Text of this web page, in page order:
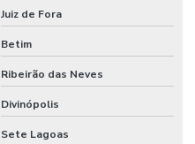
Juiz de Fora
Betim
Ribeirão das Neves
Divinópolis
Sete Lagoas